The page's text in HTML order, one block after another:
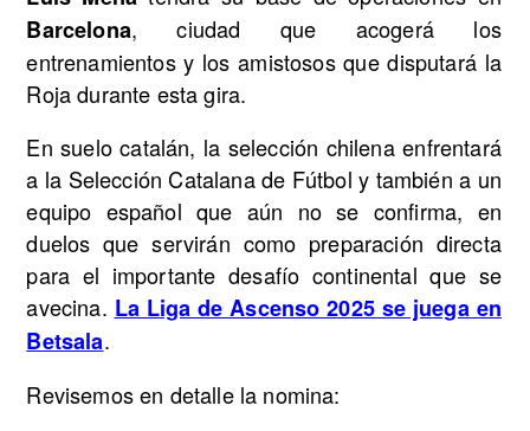
Barcelona, ciudad que acogerá los
entrenamientos y los amistosos que disputará la
Roja durante esta gira.
En suelo catalán, la selección chilena enfrentará
a la Selección Catalana de Fútbol y también a un
equipo español que aún no se confirma, en
duelos que servirán como preparación directa
para el importante desafío continental que se
avecina. La Liga de Ascenso 2025 se juega en
Betsala.
Revisemos en detalle la nomina: